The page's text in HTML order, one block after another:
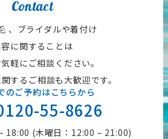
】
Contact
、ブライダルや着付け
に関することは
軽にご相談ください。
するご相談も大歓迎です。
のご予約はこちらから
55-8626
18:00 (木曜日：12:00 – 21:00)